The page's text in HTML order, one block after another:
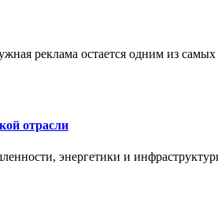
реклама остается одним из
отрасли
энергетики и